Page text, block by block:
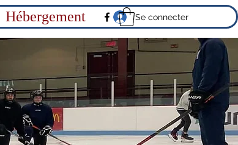
Hébergement Se connecter